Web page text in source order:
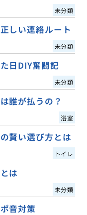
未分類
しい連絡ルート
未分類
日DIY奮闘記
未分類
誰が払うの？
浴室
賢い選び方とは
トイレ
は
未分類
音対策